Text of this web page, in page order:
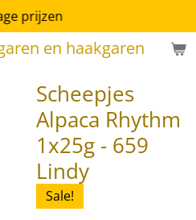
en haakgaren
prijzen
Scheepjes
Alpaca Rhythm
1x25g - 659
Lindy
Sale!